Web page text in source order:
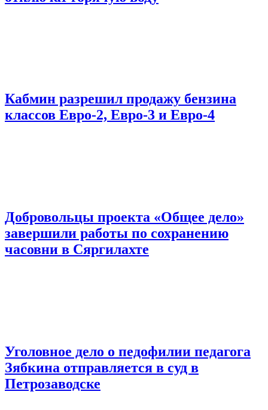
Кабмин разрешил продажу бензина
классов Евро-2, Евро-3 и Евро-4
Добровольцы проекта «Общее дело»
завершили работы по сохранению
часовни в Сяргилахте
Уголовное дело о педофилии педагога
Зябкина отправляется в суд в
Петрозаводске